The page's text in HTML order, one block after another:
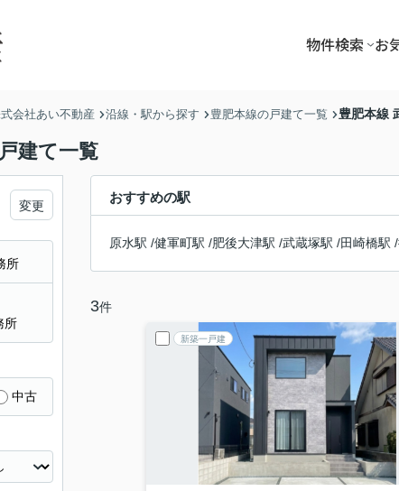
物件検索 お
会社あい不動産 沿線・駅から探す 豊肥本線の戸建て一覧 豊肥本線
建て一覧
おすすめの駅
原水駅 /健軍町駅 /肥後大津駅 /武蔵塚駅 /田崎橋駅 /
3件
新築一戸建
変更
所
所
中古